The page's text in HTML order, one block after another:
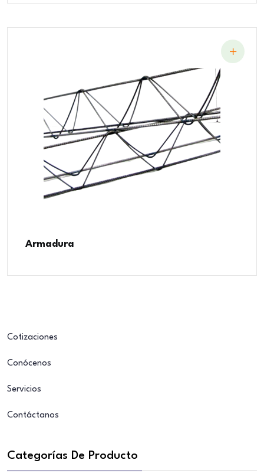
Armadura
Cotizaciones
Conócenos
Servicios
Contáctanos
Categorías De Producto